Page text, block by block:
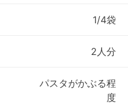
1/4袋
2人分
パスタがかぶる程
度